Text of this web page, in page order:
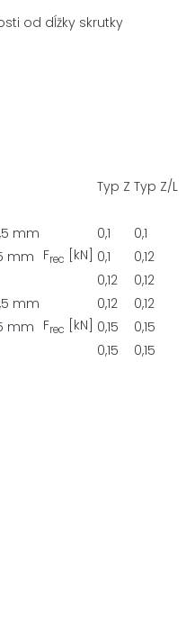
od dĺžky skrutky
Typ Z Typ Z/L
mm
Frec [kN]
0,1
0,1
mm
0,1
0,12
0,12 0,12
mm
Frec [kN]
0,12
0,12
mm
0,15
0,15
0,15
0,15